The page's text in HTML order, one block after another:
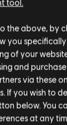
qu'il mène
à la façon
une faille à
qui sont
et son
mais il
maintenir une
the above, by
you
of your
and
via these
If you wish to
below. You
at any